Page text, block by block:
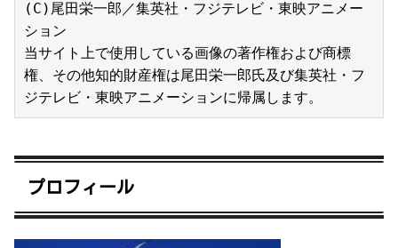
(C)尾田栄一郎／集英社・フジテレビ・東映アニメー
ション
当サイト上で使用している画像の著作権および商標
権、その他知的財産権は尾田栄一郎氏及び集英社・フ
ジテレビ・東映アニメーションに帰属します。
プロフィール